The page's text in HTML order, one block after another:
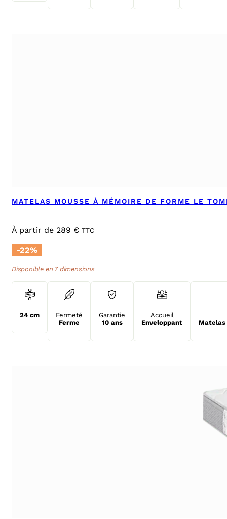
MATELAS MOUSSE À MÉMOIRE DE FORME LE
À partir de 289 € TTC
-22%
Disponible en 7 dimensions
24 cm
Fermeté
Ferme
Garantie
10 ans
Accueil
Enveloppant